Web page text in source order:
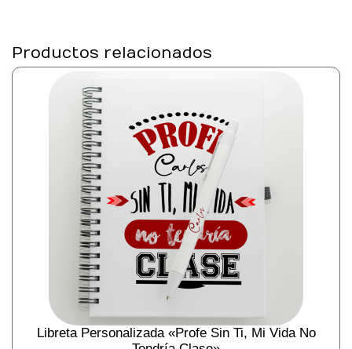
Productos relacionados
Libreta Personalizada «Profe Sin Ti, Mi Vida No